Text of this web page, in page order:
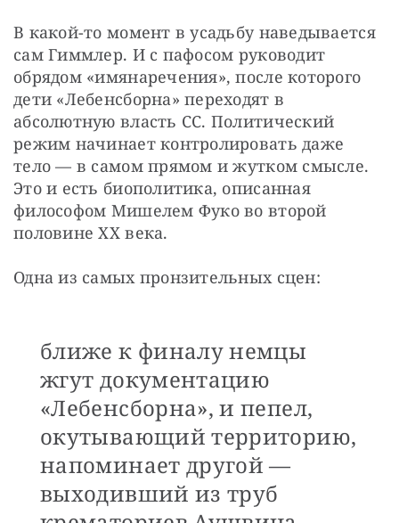
В какой-то момент в усадьбу наведывается
сам Гиммлер. И с пафосом руководит
обрядом «имянаречения», после которого
дети «Лебенсборна» переходят в
абсолютную власть СС. Политический
режим начинает контролировать даже
тело — в самом прямом и жутком смысле.
Это и есть биополитика, описанная
философом Мишелем Фуко во второй
половине XX века.
Одна из самых пронзительных сцен:
ближе к финалу немцы
жгут документацию
«Лебенсборна», и пепел,
окутывающий территорию,
напоминает другой —
выходивший из труб